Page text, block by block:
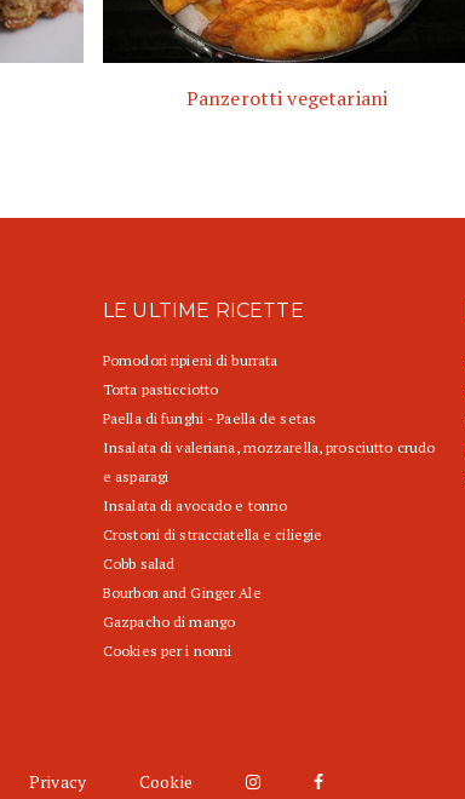
Panzerotti vegetariani
LE ULTIME RICETTE
Pomodori ripieni di burrata
Torta pasticciotto
Paella di funghi - Paella de setas
Insalata di valeriana, mozzarella, prosciutto crudo
e asparagi
Insalata di avocado e tonno
Crostoni di stracciatella e ciliegie
Cobb salad
Bourbon and Ginger Ale
Gazpacho di mango
Cookies per i nonni
Privacy Cookie